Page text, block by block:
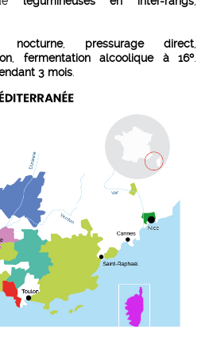
nocturne, pressurage direct,
, fermentation alcoolique à 16º.
3 mois.